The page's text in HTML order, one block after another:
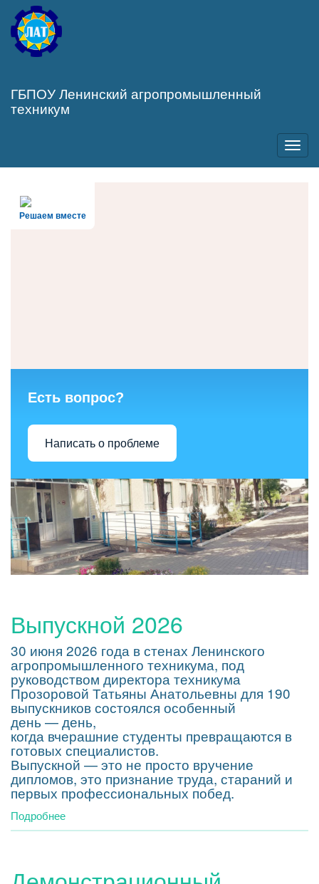
Перейти
основному
содержанию
ГБПОУ Ленинский агропромышленный
техникум
Решаем вместе
Есть вопрос?
Написать о проблеме
Выпускной 2026
30 июня 2026 года в стенах Ленинского
агропромышленного техникума, под
руководством директора техникума
Прозоровой Татьяны Анатольевны для 190
выпускников состоялся особенный
день — день,
когда вчерашние студенты превращаются в
готовых специалистов.
Выпускной — это не просто вручение
дипломов, это признание труда, стараний и
первых профессиональных побед.
Подробнее
Выпускной